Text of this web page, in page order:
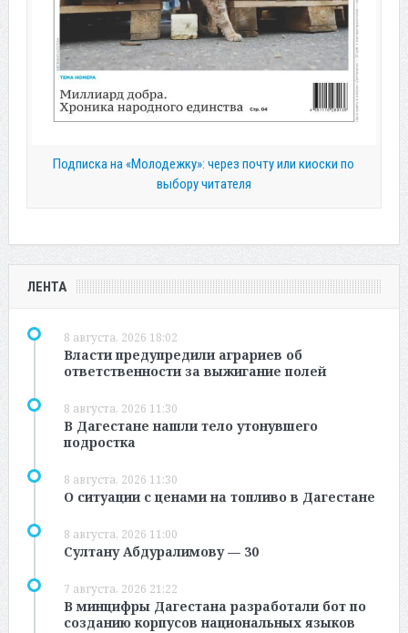
Подписка на «Молодежку»: через почту или киоски по
выбору читателя
ЛЕНТА
8 августа, 2026 18:02
Власти предупредили аграриев об
ответственности за выжигание полей
8 августа, 2026 11:30
В Дагестане нашли тело утонувшего
подростка
8 августа, 2026 11:30
О ситуации с ценами на топливо в Дагестане
8 августа, 2026 11:00
Султану Абдуралимову — 30
7 августа, 2026 21:22
В минцифры Дагестана разработали бот по
созданию корпусов национальных языков